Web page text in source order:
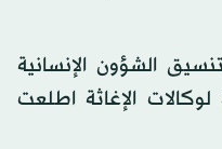
الشؤون الإنسانية
الإغاثة اطلعت